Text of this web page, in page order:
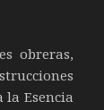
obreras,
la Esencia